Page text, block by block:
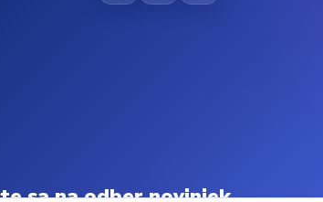
sa na odber noviniek